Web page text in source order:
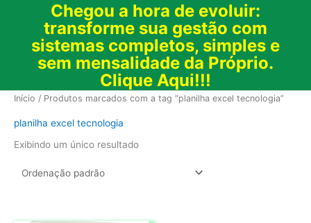
Chegou a hora de evoluir:
transforme sua gestão com
sistemas completos, simples e
sem mensalidade da Próprio.
Clique Aqui!!!
Início / Produtos marcados com a tag “planilha excel tecnologia”
planilha excel tecnologia
Exibindo um único resultado